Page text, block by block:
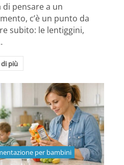
di pensare a un
c’è un punto da
subito: le lentiggini,
di più
per bambini